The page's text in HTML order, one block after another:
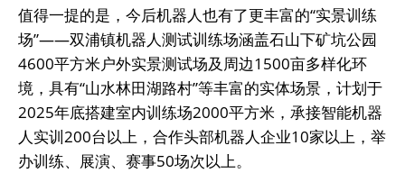
值得一提的是，今后机器人也有了更丰富的“实景训练
场”——双浦镇机器人测试训练场涵盖石山下矿坑公园
4600平方米户外实景测试场及周边1500亩多样化环
境，具有“山水林田湖路村”等丰富的实体场景，计划于
2025年底搭建室内训练场2000平方米，承接智能机器
人实训200台以上，合作头部机器人企业10家以上，举
办训练、展演、赛事50场次以上。